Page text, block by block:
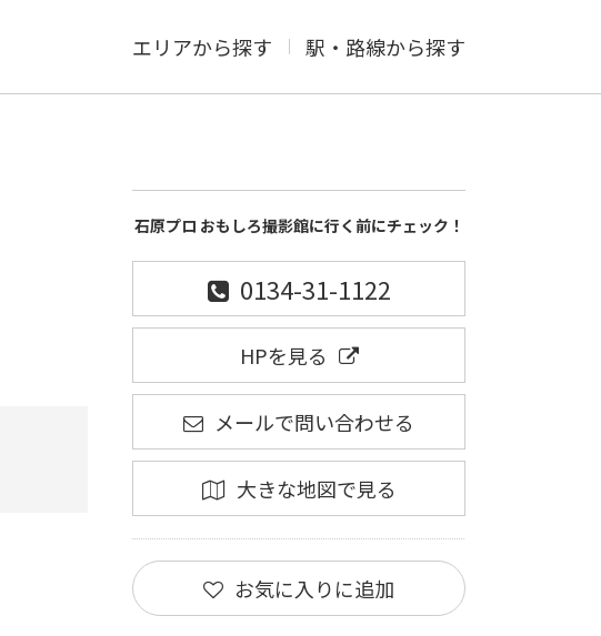
エリアから探す 駅・路線から探す
石原プロ おもしろ撮影館に行く前にチェック！
0134-31-1122
HPを見る
メールで問い合わせる
大きな地図で見る
お気に入りに追加